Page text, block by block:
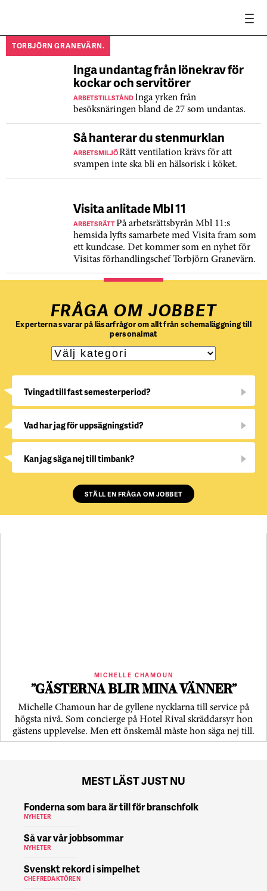
TORBJÖRN GRANEVÄRN.
Inga undantag från lönekrav för
kockar och servitörer
ARBETSTILLSTÅNDInga yrken från
besöksnäringen bland de 27 som undantas.
Så hanterar du stenmurklan
ARBETSMILJÖRätt ventilation krävs för att
svampen inte ska bli en hälsorisk i köket.
Visita anlitade Mbl 11
ARBETSRÄTTPå arbetsrättsbyrån Mbl 11:s
hemsida lyfts samarbete med Visita fram som
ett kundcase. Det kommer som en nyhet för
Visitas förhandlingschef Torbjörn Granevärn.
FRÅGA OM JOBBET
Experterna svarar på läsarfrågor om allt från schemaläggning till
personalmat
Tvingad till fast semesterperiod?
Vad har jag för uppsägningstid?
Kan jag säga nej till timbank?
STÄLL EN FRÅGA OM JOBBET
MICHELLE CHAMOUN
”GÄSTERNA BLIR MINA VÄNNER”
Michelle Chamoun har de gyllene nycklarna till service på
högsta nivå. Som concierge på Hotel Rival skräddarsyr hon
gästens upp­levelse. Men ett önskemål måste hon säga nej till.
MEST LÄST JUST NU
Fonderna som bara är till för branschfolk
NYHETER
Så var vår jobbsommar
NYHETER
Svenskt rekord i simpelhet
CHEFREDAKTÖREN